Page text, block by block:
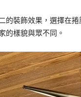
的裝飾效果，選擇在
的樣貌與眾不同。